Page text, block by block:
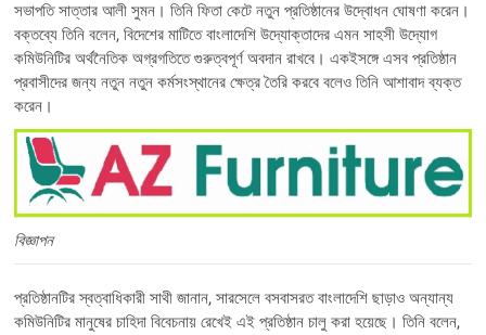
সভাপতি সাত্তার আলী সুমন। তিনি ফিতা কেটে নতুন প্রতিষ্ঠানের উদ্বোধন ঘোষণা করেন।
বক্তব্যে তিনি বলেন, বিদেশের মাটিতে বাংলাদেশি উদ্যোক্তাদের এমন সাহসী উদ্যোগ
কমিউনিটির অর্থনৈতিক অগ্রগতিতে গুরুত্বপূর্ণ অবদান রাখবে। একইসঙ্গে এসব প্রতিষ্ঠান
প্রবাসীদের জন্য নতুন নতুন কর্মসংস্থানের ক্ষেত্র তৈরি করবে বলেও তিনি আশাবাদ ব্যক্ত
করেন।
বিজ্ঞাপন
প্রতিষ্ঠানটির স্বত্বাধিকারী সাথী জানান, সারসেলে বসবাসরত বাংলাদেশি ছাড়াও অন্যান্য
কমিউনিটির মানুষের চাহিদা বিবেচনায় রেখেই এই প্রতিষ্ঠান চালু করা হয়েছে। তিনি বলেন,